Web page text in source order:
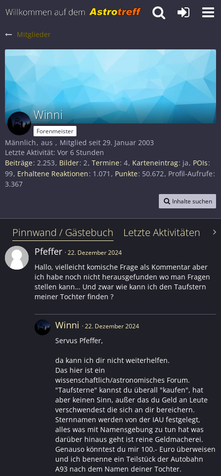
Mitglieder
Winni
Forenmeister
Männlich aus
Mitglied seit 29. Januar 2003
Letzte Aktivität: Vor 6 Stunden
Beiträge 2.253 Bilder 2 Termine 4 Karteneintrag ja POIs
99 Erhaltene Reaktionen 1.071 Punkte 50.672 Profil-Aufrufe
3.367
Inhalte suchen
Pinnwand / Gästebuch Letzte Aktivitäten
Pfeffer 22. Dezember 2024
Hallo, vielleicht komische Frage als Kommentar aber
ich habe noch nicht herausgefunden wo man Fragen
stellen kann… Und zwar wie kann ich den Taufstern
meiner Tochter finden ?
Winni 22. Dezember 2024
Servus Pfeffer,
da kann ich dir nicht weiterhelfen.
Das hier ist ein
wissenschaftlich/astronomisches Forum.
"Taufsterne" kannst du überall "kaufen", hat
aber keinen Sinn, außer das du Geld an Leute
verschwendest die sich an dir bereichern.
Sternnamen werden von der IAU festgelegt,
alles was mit Namensgebung zu tun hat was
darüber hinaus geht ist reine Geldmacherei.
Genauso könntest du mir 100.- Euro überweisen
und ich benenne ein Teilstück der Autobahn
A93 nach dem Namen deiner Tochter.